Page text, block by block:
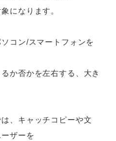
になります。
コン/スマートフォンを
か否かを左右する、大き
、キャッチコピーや文
ザーを